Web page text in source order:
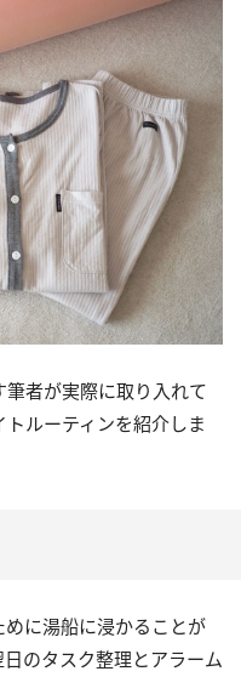
者が実際に取り入れて
ルーティンを紹介しま
に湯船に浸かることが
のタスク整理とアラーム